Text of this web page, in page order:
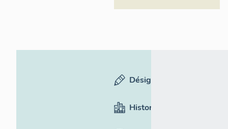
Désignation
Historique